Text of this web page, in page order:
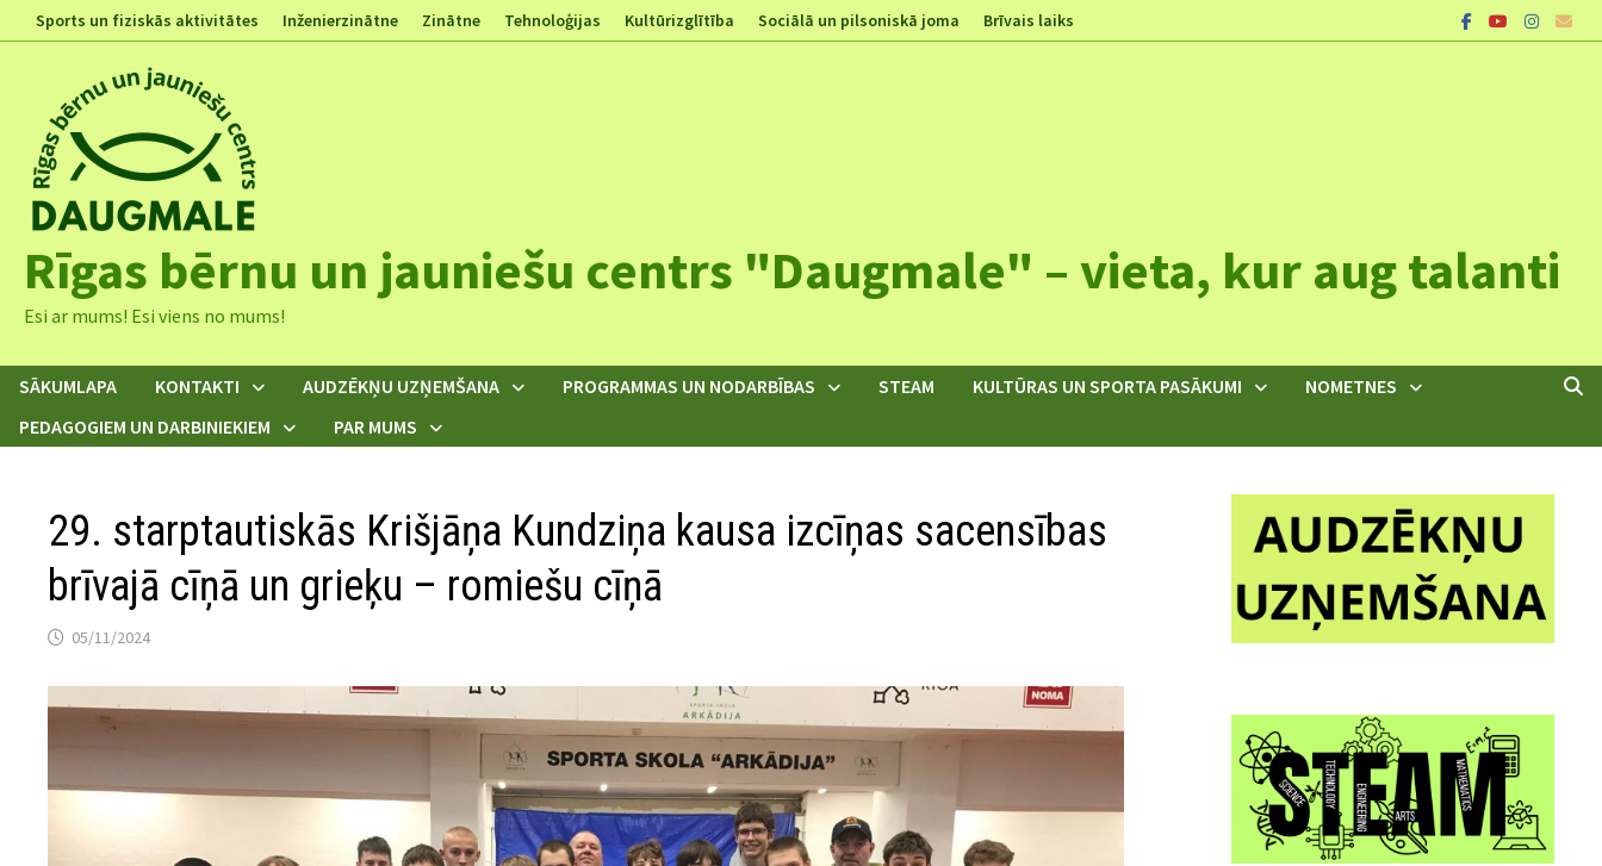
to
Sports un fiziskās aktivitātes Inženierzinātne Zinātne Tehnoloģijas Kultūrizglītība Sociālā un pilsoniskā joma Brīvais laiks
Rīgas bērnu un jauniešu centrs "Daugmale" – vieta, kur aug talanti
Esi ar mums! Esi viens no mums!
SĀKUMLAPA KONTAKTI AUDZĒKŅU UZŅEMŠANA PROGRAMMAS UN NODARBĪBAS STEAM KULTŪRAS UN SPORTA PASĀKUMI
NOMETNES
PEDAGOGIEM UN DARBINIEKIEM
PAR MUMS
29. starptautiskās Krišjāņa Kundziņa kausa izcīņas sacensības
brīvajā cīņā un grieķu – romiešu cīņā
05/11/2024